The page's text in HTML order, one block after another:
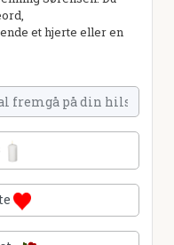
et hjerte eller en